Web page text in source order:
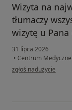
Wizyta na
tłumaczy
wizytę u
31 lipca 2026
• Centrum
w opinii użytkownika
zgłoś nadużycie